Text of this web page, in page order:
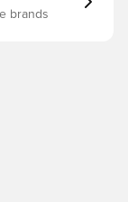
brands